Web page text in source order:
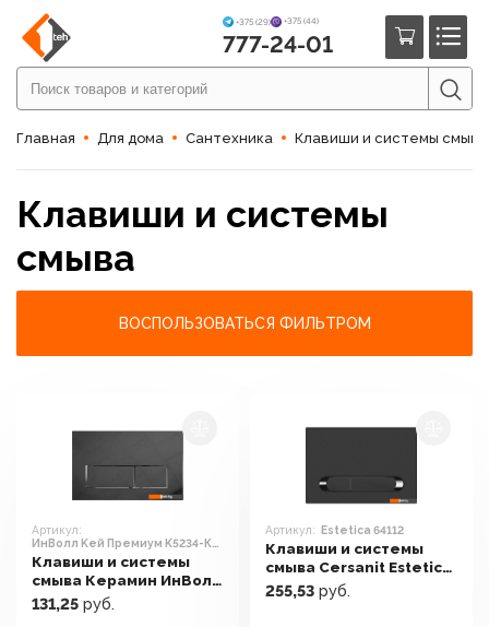
+375 (29) +375 (44)
777-24-01
Главная Для дома Сантехника Клавиши и системы смыва
Клавиши и системы
смыва
ВОСПОЛЬЗОВАТЬСЯ ФИЛЬТРОМ
Артикул:
ИнВолл Kей Премиум K5234-К-
EEA3 (хром глянец)
Клавиши и системы
смыва Керамин ИнВолл
Kей Премиум K5234-К-
EEA3 (хром глянец)
131,25 руб.
Артикул: Estetica 64112
Клавиши и системы
смыва Cersanit Estetica
64112
255,53 руб.